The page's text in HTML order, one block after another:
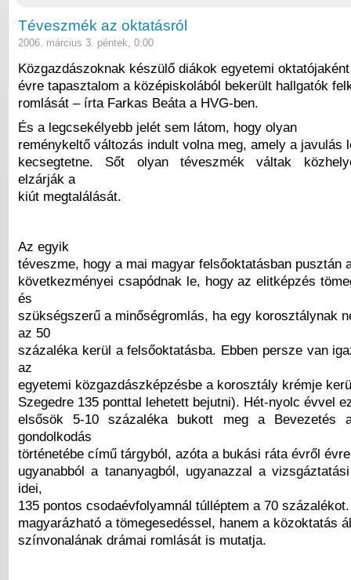
Téveszmék az oktatásról
2006. március 3. péntek, 0:00
Közgazdászoknak készülő diákok egyetemi
évre tapasztalom a középiskolából bekerült hallgatók
romlását – írta Farkas Beáta a HVG-ben.
És a legcsekélyebb jelét sem látom, hogy olyan
reménykeltő változás indult volna meg, amely a javulás
kecsegtetne. Sőt olyan téveszmék váltak
elzárják a
kiút megtalálását.
Az egyik
téveszme, hogy a mai magyar felsőoktatásban pusztán
következményei csapódnak le, hogy az elitképzés
és
szükségszerű a minőségromlás, ha egy korosztálynak
az 50
százaléka kerül a felsőoktatásba. Ebben persze van
az
egyetemi közgazdászképzésbe a korosztály krémje
Szegedre 135 ponttal lehetett bejutni). Hét-nyolc évvel
elsősök 5-10 százaléka bukott meg a Bevezetés
gondolkodás
történetébe című tárgyból, azóta a bukási ráta évről
ugyanabból a tananyagból, ugyanazzal a
idei,
135 pontos csodaévfolyamnál túlléptem a 70
magyarázható a tömegesedéssel, hanem a közoktatás
színvonalának drámai romlását is mutatja.